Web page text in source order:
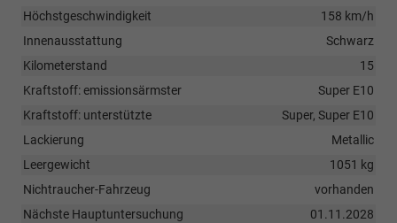
Höchstgeschwindigkeit
158 km/h
Innenausstattung
Schwarz
Kilometerstand
15
Kraftstoff: emissionsärmster
Super E10
Kraftstoff: unterstützte
Super, Super E10
Lackierung
Metallic
Leergewicht
1051 kg
Nichtraucher-Fahrzeug
vorhanden
Nächste Hauptuntersuchung
01.11.2028